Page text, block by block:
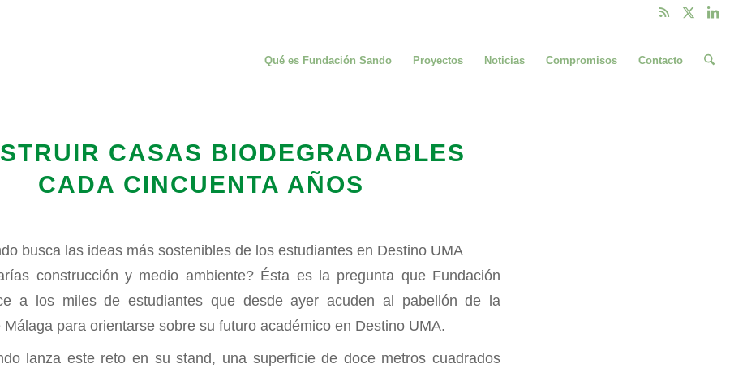
Qué es Fundación Sando Proyectos Noticias Compromisos Contacto
CASAS BIODEGRADABLES
CADA CINCUENTA AÑOS
busca las ideas más sostenibles de los estudiantes en Destino UMA
construcción y medio ambiente? Ésta es la pregunta que Fundación
a los miles de estudiantes que desde ayer acuden al pabellón de la
Málaga para orientarse sobre su futuro académico en Destino UMA.
lanza este reto en su stand, una superficie de doce metros cuadrados